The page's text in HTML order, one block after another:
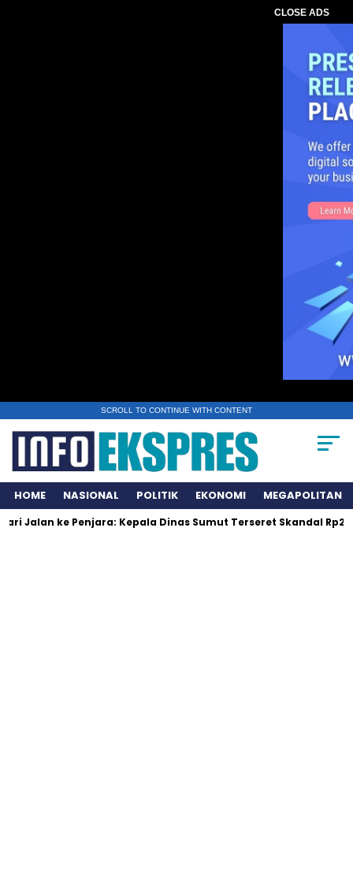
CLOSE ADS
SCROLL TO CONTINUE WITH CONTENT
HOME NASIONAL POLITIK EKONOMI MEGAPOLITAN
ke Penjara: Kepala Dinas Sumut Terseret Skandal Rp231 Miliar